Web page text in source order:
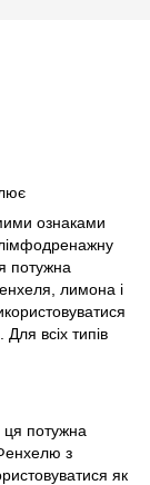
ознаками
потужна
лимона і
всіх типів
потужна
з
як